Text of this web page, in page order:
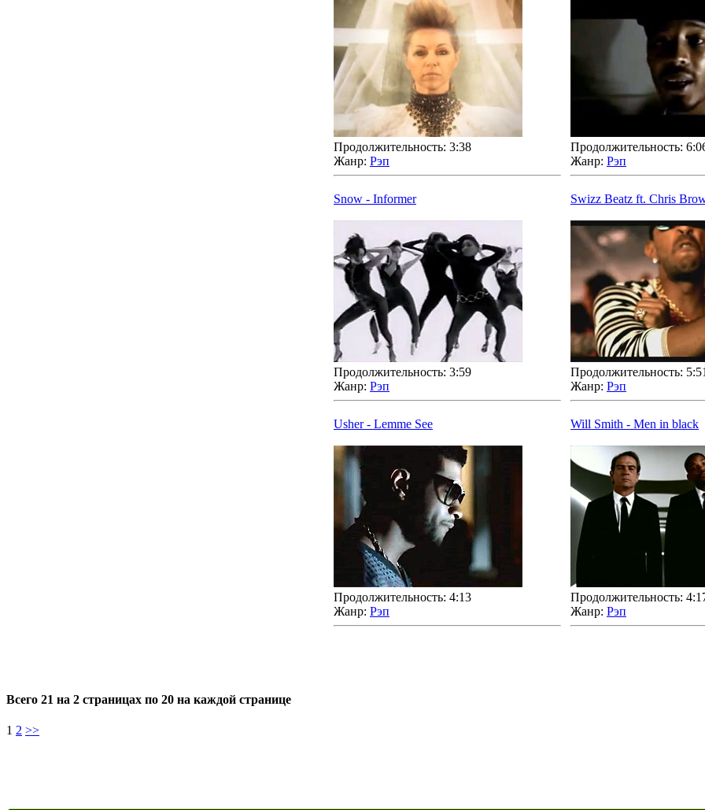
Продолжительность: 3:38
Жанр: Рэп
Продолжительность:
Жанр: Рэп
Snow - Informer
Продолжительность: 3:59
Жанр: Рэп
Swizz Beatz ft. Chris
Продолжительность:
Жанр: Рэп
Usher - Lemme See
Продолжительность: 4:13
Жанр: Рэп
Will Smith - Men in black
Продолжительность:
Жанр: Рэп
Всего 21 на 2 страницах по 20 на каждой странице
1 2 >>